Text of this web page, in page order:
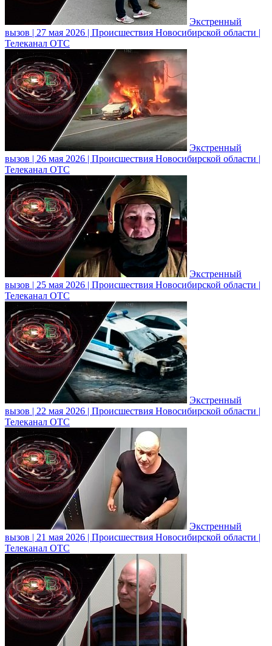
Экстренный
вызов | 27 мая 2026 | Происшествия Новосибирской области |
Телеканал ОТС
Экстренный
вызов | 26 мая 2026 | Происшествия Новосибирской области |
Телеканал ОТС
Экстренный
вызов | 25 мая 2026 | Происшествия Новосибирской области |
Телеканал ОТС
Экстренный
вызов | 22 мая 2026 | Происшествия Новосибирской области |
Телеканал ОТС
Экстренный
вызов | 21 мая 2026 | Происшествия Новосибирской области |
Телеканал ОТС